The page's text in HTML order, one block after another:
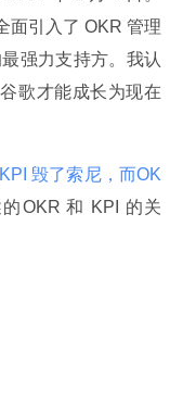
面引入了 OKR 管理
强力支持方。我认
歌才能成长为现在
毁了索尼，而OK
OKR 和 KPI 的关